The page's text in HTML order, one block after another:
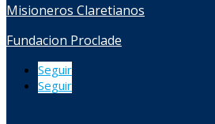
Misioneros Claretianos
Fundacion Proclade
Seguir
Seguir